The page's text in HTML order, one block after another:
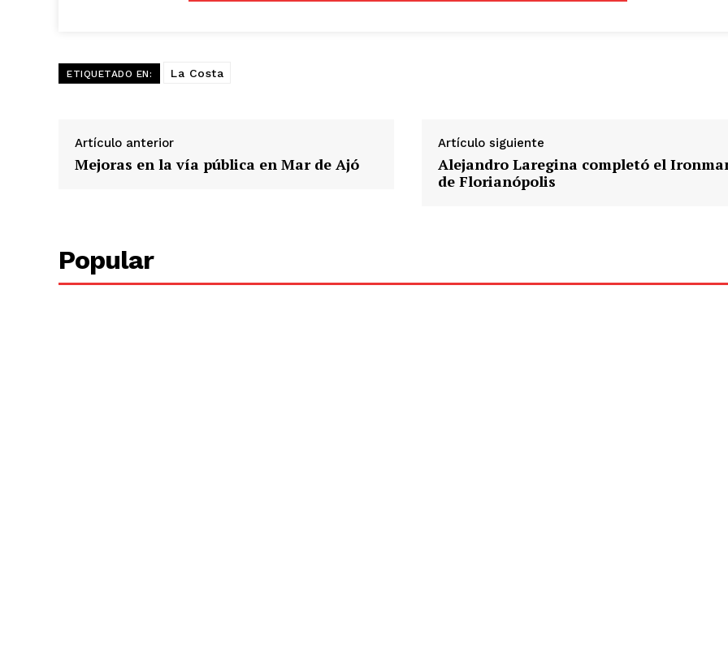
ETIQUETADO EN: La Costa
Artículo anterior
Mejoras en la vía pública en Mar de Ajó
Artículo siguiente
Alejandro Laregina completó el
de Florianópolis
Popular